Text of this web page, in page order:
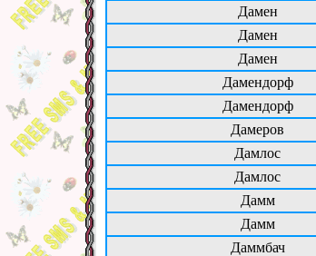
Дамен
Дамен
Дамен
Дамендорф
Дамендорф
Дамеров
Дамлос
Дамлос
Дамм
Дамм
Даммбач